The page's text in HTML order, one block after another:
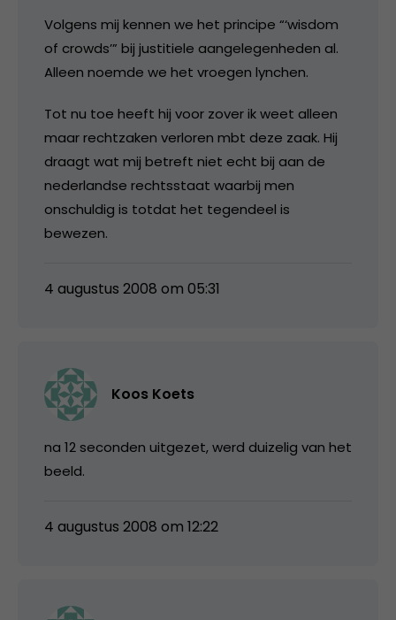
Volgens mij kennen we het principe “‘wisdom
of crowds’” bij justitiele aangelegenheden al.
Alleen noemde we het vroegen lynchen.
Tot nu toe heeft hij voor zover ik weet alleen
maar rechtzaken verloren mbt deze zaak. Hij
draagt wat mij betreft niet echt bij aan de
nederlandse rechtsstaat waarbij men
onschuldig is totdat het tegendeel is
bewezen.
4 augustus 2008 om 05:31
Koos Koets
na 12 seconden uitgezet, werd duizelig van het
beeld.
4 augustus 2008 om 12:22